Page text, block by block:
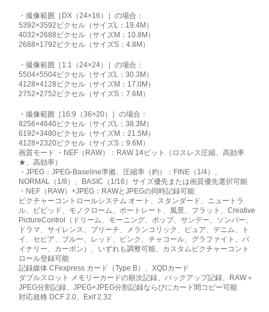
・撮像範囲［DX（24×16）］の場合：
5392×3592ピクセル（サイズL：19.4M）
4032×2688ピクセル（サイズM：10.8M）
2688×1792ピクセル（サイズS：4.8M）
・撮像範囲［1:1（24×24）］の場合：
5504×5504ピクセル（サイズL：30.3M）
4128×4128ピクセル（サイズM：17.0M）
2752×2752ピクセル（サイズS：7.6M）
・撮像範囲［16:9（36×20）］の場合：
8256×4640ピクセル（サイズL：38.3M）
6192×3480ピクセル（サイズM：21.5M）
4128×2320ピクセル（サイズS：9.6M）
画質モード ・NEF（RAW）：RAW 14ビット（ロスレス圧縮、高効率
★、高効率）
・JPEG：JPEG-Baseline準拠、圧縮率（約）：FINE（1/4）、
NORMAL（1/8）、BASIC（1/16）サイズ優先または画質優先選択可能
・NEF（RAW）+JPEG：RAWとJPEGの同時記録可能
ピクチャーコントロールシステム オート、スタンダード、ニュートラ
ル、ビビッド、モノクローム、ポートレート、風景、フラット、Creative
PictureControl（ドリーム、モーニング、ポップ、サンデー、ソンバー、
ドラマ、サイレンス、ブリーチ、メランコリック、ピュア、デニム、ト
イ、セピア、ブルー、レッド、ピンク、チャコール、グラファイト、バ
イナリー、カーボン）、いずれも調整可能、カスタムピクチャーコント
ロール登録可能
記録媒体 CFexpress カード（Type B）、XQDカード
ダブルスロット メモリーカードの順次記録、バックアップ記録、RAW＋
JPEG分割記録、JPEG+JPEG分割記録ならびにカード間コピー可能
対応規格 DCF 2.0、Exif 2.32